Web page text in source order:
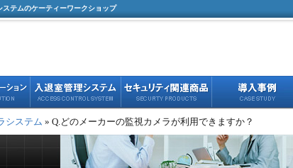
テムのケーティーワークショップ
システム » Q.どのメーカーの監視カメラが利用できますか？